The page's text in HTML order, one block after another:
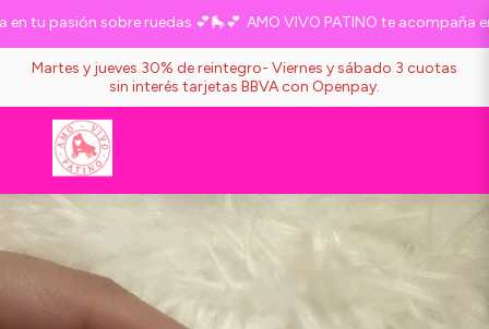
tu pasión sobre ruedas 💕🛼💕 AMO VIVO PATINO te acompaña
Martes y jueves 30% de reintegro- Viernes y sábado 3 cuotas
sin interés tarjetas BBVA con Openpay.